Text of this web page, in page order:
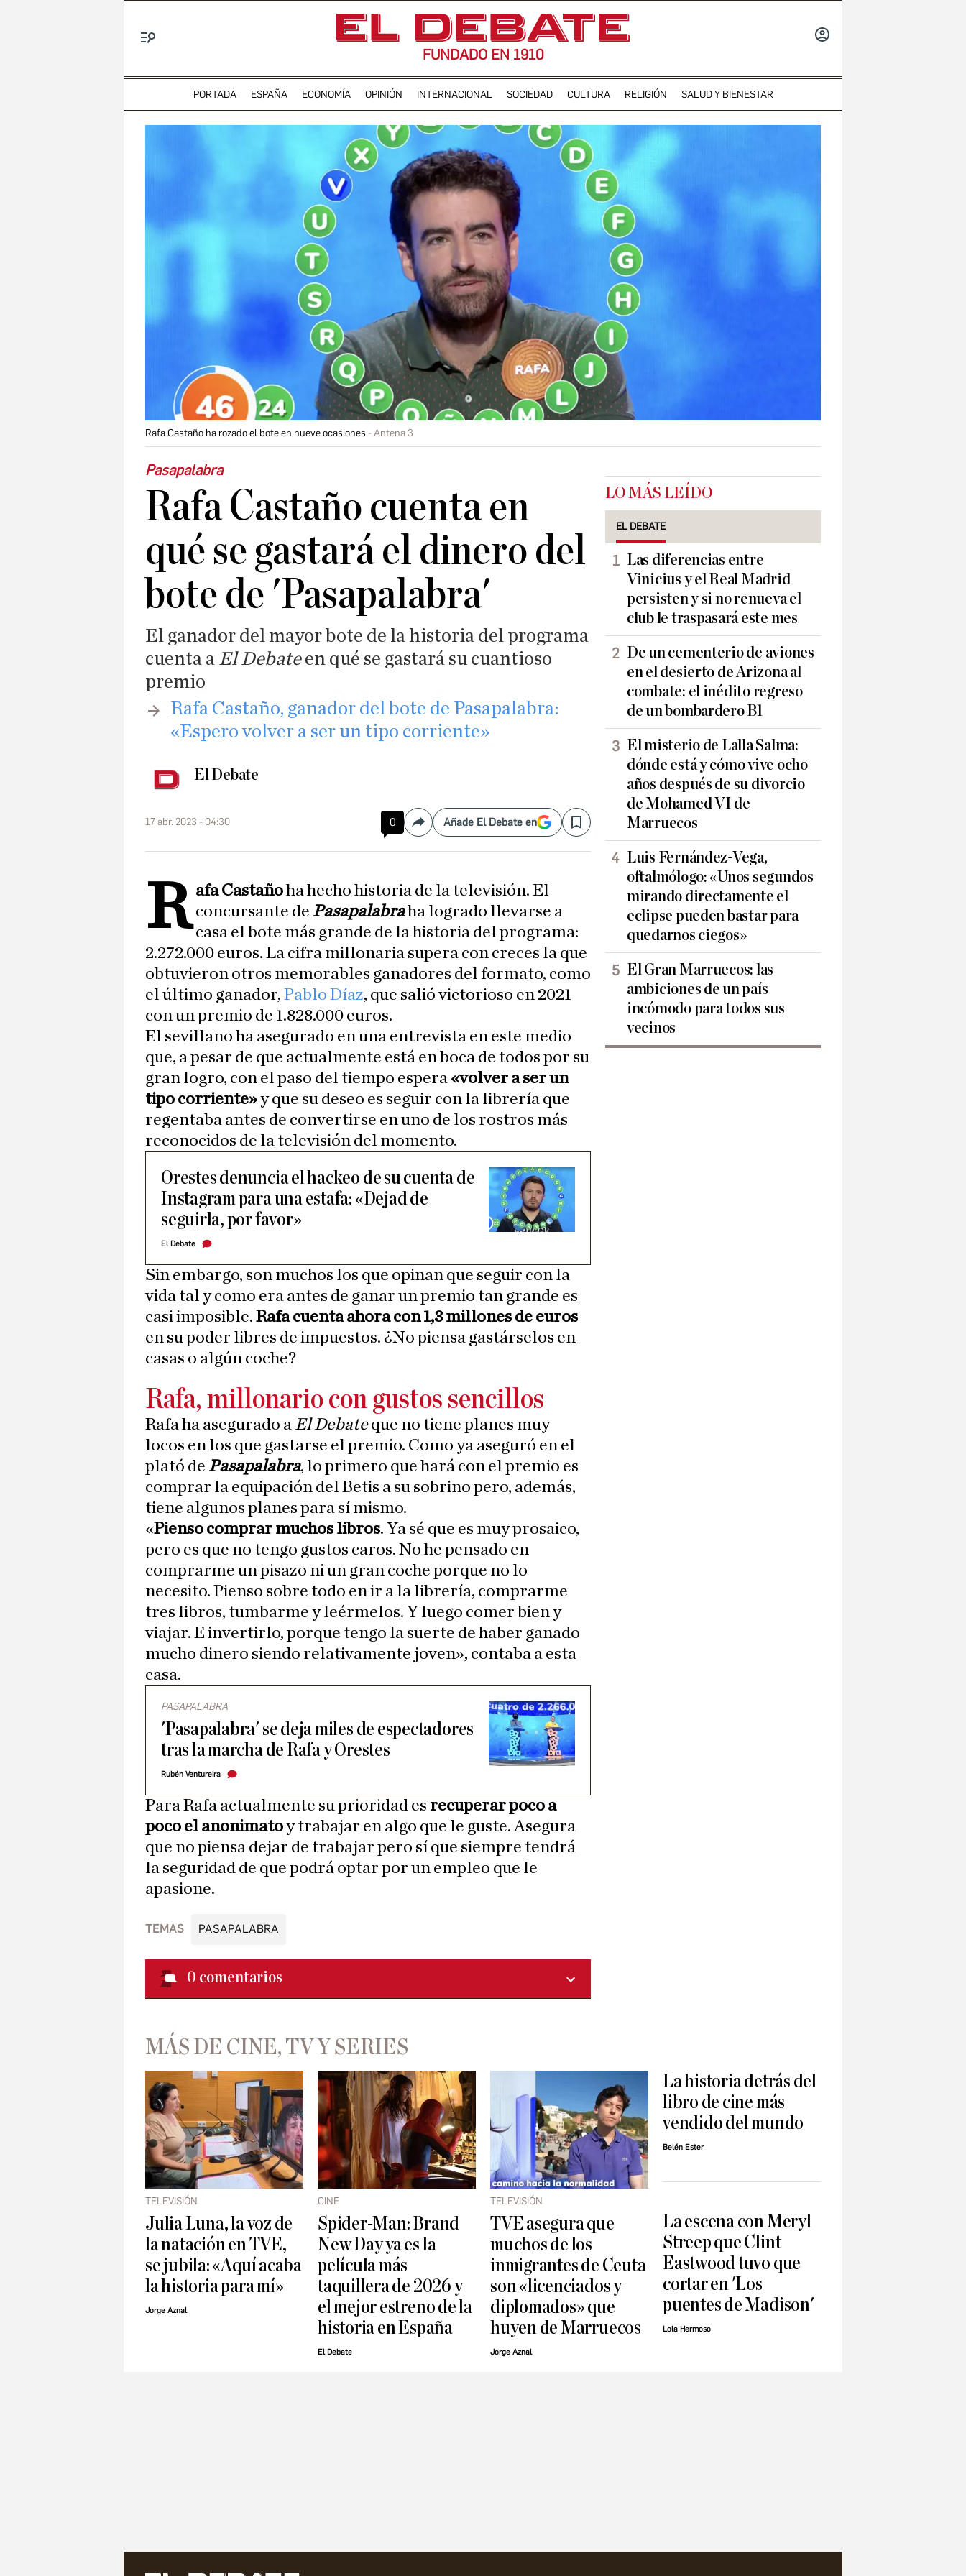
FUNDADO EN 1910
PORTADA ESPAÑA ECONOMÍA OPINIÓN INTERNACIONAL SOCIEDAD CULTURA RELIGIÓN SALUD Y BIENESTAR
Rafa Castaño ha rozado el bote en nueve ocasiones Antena 3
Pasapalabra
Rafa Castaño cuenta en
qué se gastará el dinero del
bote de 'Pasapalabra'
El ganador del mayor bote de la historia del programa
cuenta a El Debateen qué se gastará su cuantioso
premio
​Rafa Castaño, ganador del bote de Pasapalabra:
«Espero volver a ser un tipo corriente»
El Debate
17 abr. 2023 - 04:30 0 CompartirAñade El Debate en Save
R afa Castañoha hecho historia de la televisión. El
concursante de Pasapalabraha logrado llevarse a
casa el bote más grande de la historia del programa:
2.272.000 euros. La cifra millonaria supera con creces la que
obtuvieron otros memorables ganadores del formato, como
el último ganador, Pablo Díaz, que salió victorioso en 2021
con un premio de 1.828.000 euros.
El sevillano ha asegurado en una entrevista en este medio
que, a pesar de que actualmente está en boca de todos por su
gran logro, con el paso del tiempo espera «volver a ser un
tipo corriente»y que su deseo es seguir con la librería que
regentaba antes de convertirse en uno de los rostros más
reconocidos de la televisión del momento.
Orestes denuncia el hackeo de su cuenta de
Instagram para una estafa: «Dejad de
seguirla, por favor»
El Debate
Sin embargo, son muchos los que opinan que seguir con la
vida tal y como era antes de ganar un premio tan grande es
casi imposible. Rafa cuenta ahora con 1,3 millones de euros
en su poder libres de impuestos. ¿No piensa gastárselos en
casas o algún coche?
Rafa, millonario con gustos sencillos
Rafa ha asegurado a El Debateque no tiene planes muy
locos en los que gastarse el premio. Como ya aseguró en el
plató de Pasapalabra, lo primero que hará con el premio es
comprar la equipación del Betis a su sobrino pero, además,
tiene algunos planes para sí mismo.
«Pienso comprar muchos libros. Ya sé que es muy prosaico,
pero es que no tengo gustos caros. No he pensado en
comprarme un pisazo ni un gran coche porque no lo
necesito. Pienso sobre todo en ir a la librería, comprarme
tres libros, tumbarme y leérmelos. Y luego comer bien y
viajar. E invertirlo, porque tengo la suerte de haber ganado
mucho dinero siendo relativamente joven», contaba a esta
casa.
PASAPALABRA
'Pasapalabra' se deja miles de espectadores
tras la marcha de Rafa y Orestes
Rubén Ventureira
Para Rafa actualmente su prioridad es recuperar poco a
poco el anonimatoy trabajar en algo que le guste. Asegura
que no piensa dejar de trabajar pero sí que siempre tendrá
la seguridad de que podrá optar por un empleo que le
apasione.
TEMAS PASAPALABRA
0 comentarios
LO MÁS LEÍDO
EL DEBATE
Las diferencias entre
Vinicius y el Real Madrid
persisten y si no renueva el
club le traspasará este mes
De un cementerio de aviones
en el desierto de Arizona al
combate: el inédito regreso
de un bombardero B1
El misterio de Lalla Salma:
dónde está y cómo vive ocho
años después de su divorcio
de Mohamed VI de
Marruecos
Luis Fernández-Vega,
oftalmólogo: «Unos segundos
mirando directamente el
eclipse pueden bastar para
quedarnos ciegos»
El Gran Marruecos: las
ambiciones de un país
incómodo para todos sus
vecinos
MÁS DE CINE, TV Y SERIES
TELEVISIÓN
Julia Luna, la voz de
la natación en TVE,
se jubila: «Aquí acaba
la historia para mí»
Jorge Aznal
CINE
Spider-Man: Brand
New Day ya es la
película más
taquillera de 2026 y
el mejor estreno de la
historia en España
El Debate
TELEVISIÓN
TVE asegura que
muchos de los
inmigrantes de Ceuta
son «licenciados y
diplomados» que
huyen de Marruecos
Jorge Aznal
La historia detrás del
libro de cine más
vendido del mundo
Belén Ester
La escena con Meryl
Streep que Clint
Eastwood tuvo que
cortar en 'Los
puentes de Madison'
Lola Hermoso